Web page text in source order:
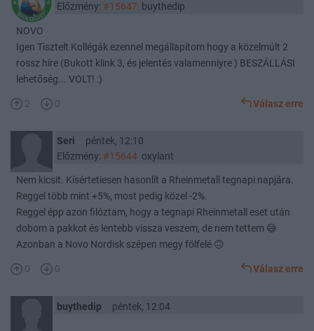
Előzmény: #15647 buythedip
NOVO
Igen Tisztelt Kollégák ezennel megállapítom hogy a közelmúlt 2
rossz híre (Bukott klink 3, és jelentés valamenniyre ) BESZÁLLÁSI
lehetőség... VOLT! :)
2 0 Válasz erre
Seri
péntek, 12:10
Előzmény: #15644oxylant
Nem kicsit. Kísértetiesen hasonlít a Rheinmetall tegnapi napjára.
Reggel több mint +5%, most pedig közel -2%.
Reggel épp azon filóztam, hogy a tegnapi Rheinmetall eset után
dobom a pakkot és lentebb vissza veszem, de nem tettem 😅
Azonban a Novo Nordisk szépen megy fölfelé 🙃
0 0 Válasz erre
buythedip péntek, 12:04